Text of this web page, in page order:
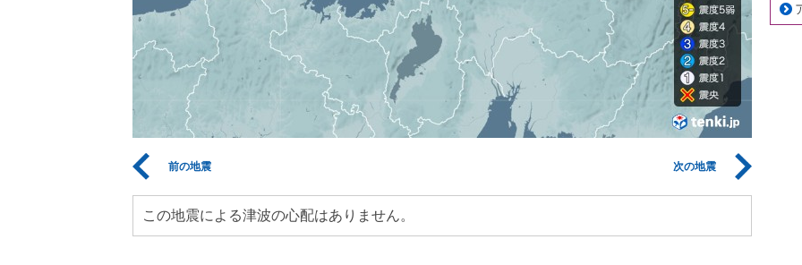
前の地震 次の地震
この地震による津波の心配はありません。